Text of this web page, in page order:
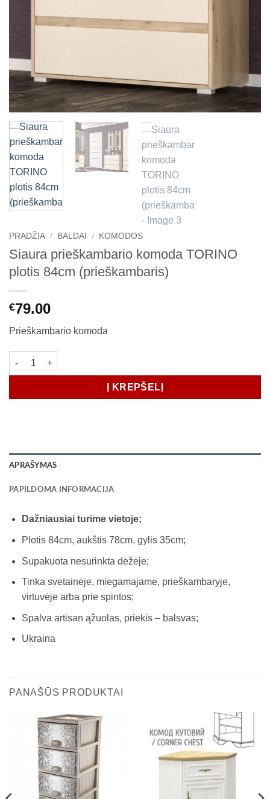
PRADŽIA / BALDAI / KOMODOS
Siaura prieškambario komoda TORINO
plotis 84cm (prieškambaris)
€79.00
Prieškambario komoda
produkto kiekis: Siaura prieškambario komoda TORINO plotis
Į KREPŠELĮ
APRAŠYMAS
PAPILDOMA INFORMACIJA
Dažniausiai turime vietoje;
Plotis 84cm, aukštis 78cm, gylis 35cm;
Supakuota nesurinkta dėžėje;
Tinka svetainėje, miegamajame, prieškambaryje,
virtuvėje arba prie spintos;
Spalva artisan ąžuolas, priekis – balsvas;
Ukraina
PANAŠŪS PRODUKTAI